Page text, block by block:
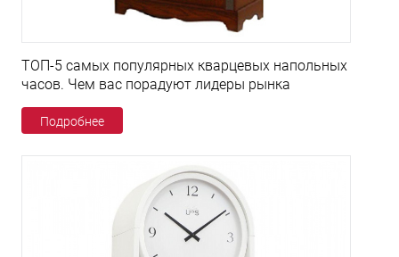
ТОП-5 самых популярных кварцевых напольных
часов. Чем вас порадуют лидеры рынка
Подробнее